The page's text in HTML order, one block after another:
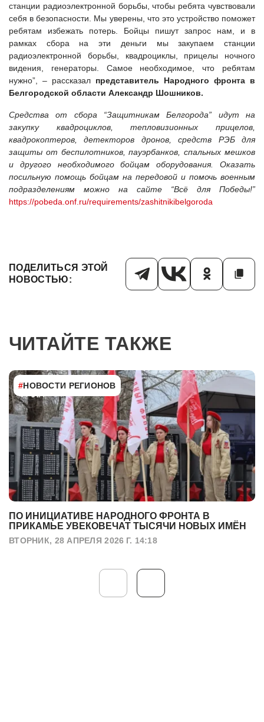
станции радиоэлектронной борьбы, чтобы ребята чувствовали
себя в безопасности. Мы уверены, что это устройство поможет
ребятам избежать потерь. Бойцы пишут запрос нам, и в
рамках сбора на эти деньги мы закупаем станции
радиоэлектронной борьбы, квадроциклы, прицелы ночного
видения, генераторы. Самое необходимое, что ребятам
нужно”, – рассказал представитель Народного фронта в
Белгородской области Александр Шошников.
Средства от сбора “Защитникам Белгорода” идут на
закупку квадроциклов, тепловизионных прицелов,
квадрокоптеров, детекторов дронов, средств РЭБ для
защиты от беспилотников, пауэрбанков, спальных мешков
и другого необходимого бойцам оборудования.
Оказать
посильную помощь бойцам на передовой и помочь военным
подразделениям можно на сайте “Всё для Победы!”
https://pobeda.onf.ru/requirements/zashitnikibelgoroda
ПОДЕЛИТЬСЯ ЭТОЙ
НОВОСТЬЮ:
ЧИТАЙТЕ ТАКЖЕ
#НОВОСТИ РЕГИОНОВ
ПО ИНИЦИАТИВЕ НАРОДНОГО ФРОНТА В
ПРИКАМЬЕ УВЕКОВЕЧАТ ТЫСЯЧИ НОВЫХ ИМЁН
ВТОРНИК, 28 АПРЕЛЯ 2026 Г. 14:18